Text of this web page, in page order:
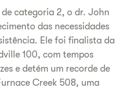
categoria 2, o dr. John
das necessidades
Ele foi finalista da
100, com tempos
e detém um recorde de
Creek 508, uma